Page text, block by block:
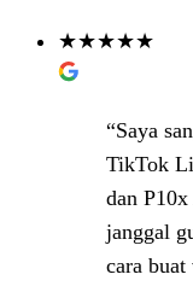
★★★★★
“Saya
TikTok
dan
janggal
cara